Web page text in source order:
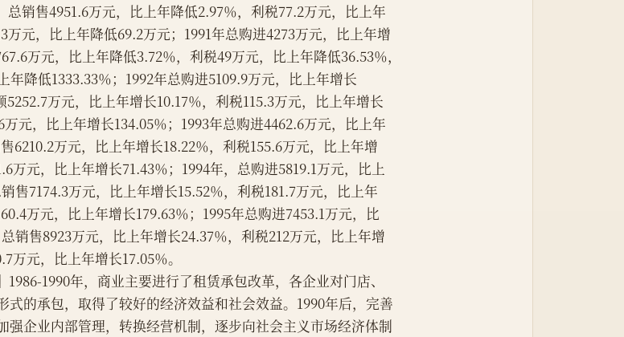
总销售4951.6万元，比上年降低2.97％，利税77.2万元，比上年
万元，比上年降低69.2万元；1991年总购进4273万元，比上年增
万元，比上年降低3.72％，利税49万元，比上年降低36.53％，
年降低1333.33％；1992年总购进5109.9万元，比上年增长
5252.7万元，比上年增长10.17％，利税115.3万元，比上年增长
万元，比上年增长134.05％；1993年总购进4462.6万元，比上年
6210.2万元，比上年增长18.22％，利税155.6万元，比上年增
万元，比上年增长71.43％；1994年，总购进5819.1万元，比上
售7174.3万元，比上年增长15.52％，利税181.7万元，比上年
万元，比上年增长179.63％；1995年总购进7453.1万元，比
销售8923万元，比上年增长24.37％，利税212万元，比上年增
万元，比上年增长17.05％。
】1986-1990年，商业主要进行了租赁承包改革，各企业对门店、
式的承包，取得了较好的经济效益和社会效益。1990年后，完善
强企业内部管理，转换经营机制，逐步向社会主义市场经济体制